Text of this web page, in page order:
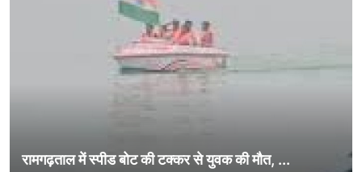
रामगढ़ताल में स्पीड बोट की टक्कर से युवक की मौत, ...